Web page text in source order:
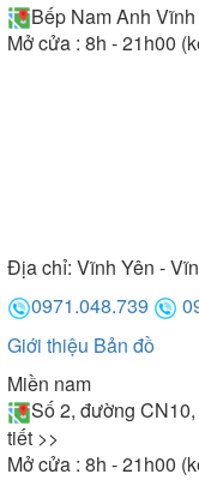
Bếp Nam Anh
Mở cửa : 8h - 21h00
Địa chỉ: Vĩnh Yên -
0971.048.739
Giới thiệu Bản đồ
Miền nam
Số 2, đường
tiết >>
Mở cửa : 8h - 21h00